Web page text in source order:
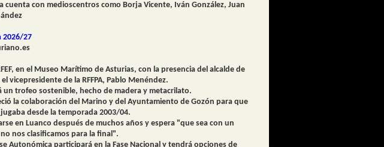
con medioscentros como Borja Vicente, Iván González, Juan
2026/27
en el Museo Marítimo de Asturias, con la presencia del alcalde de
vicepresidente de la RFFPA, Pablo Menéndez.
trofeo sostenible, hecho de madera y metacrilato.
la colaboración del Marino y del Ayuntamiento de Gozón para que
desde la temporada 2003/04.
en Luanco después de muchos años y espera "que sea con un
nos clasificamos para la final".
Autonómica participará en la Fase Nacional y tendrá opciones de